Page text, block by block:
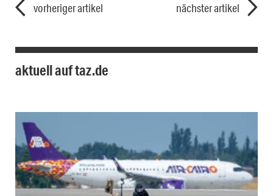
vorheriger artikel nächster artikel
aktuell auf taz.de